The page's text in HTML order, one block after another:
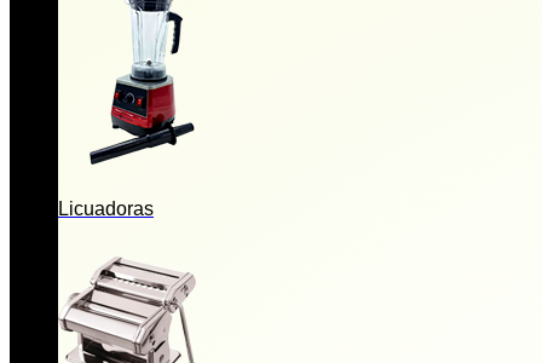
Licuadoras